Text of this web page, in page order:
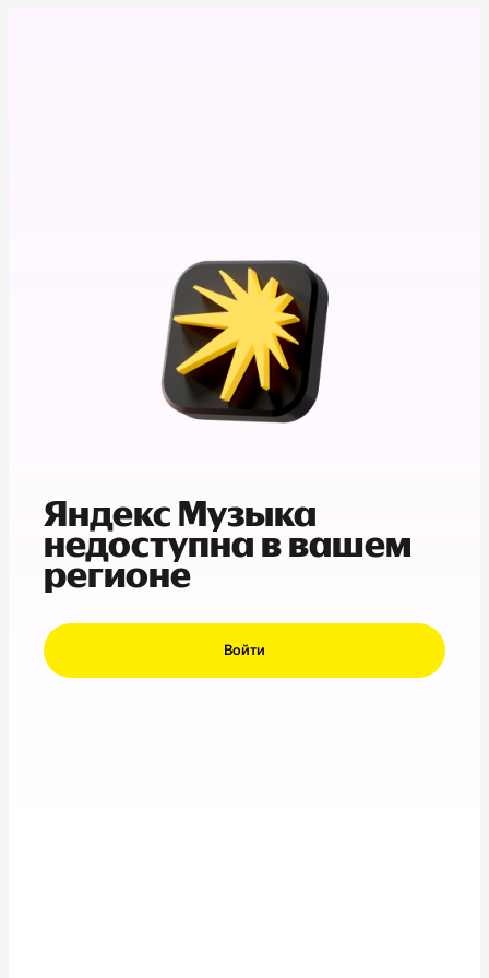
Яндекс Музыка
недоступна в вашем
регионе
Войти